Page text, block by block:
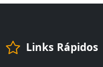
Links Rápidos